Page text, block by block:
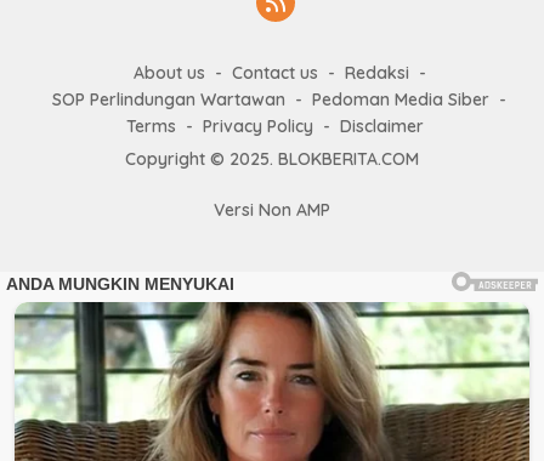
About us Contact us
Redaksi
SOP Perlindungan Wartawan
Pedoman Media Siber
Terms
Privacy Policy
Disclaimer
Copyright © 2025. BLOKBERITA.COM
Versi Non AMP